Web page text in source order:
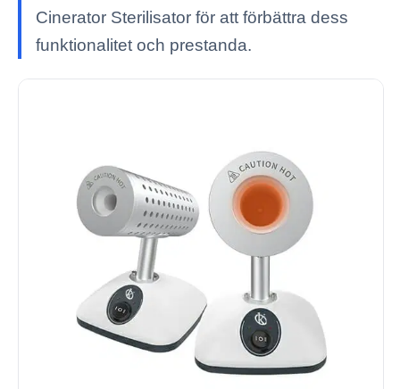
Cinerator Sterilisator för att förbättra dess
funktionalitet och prestanda.